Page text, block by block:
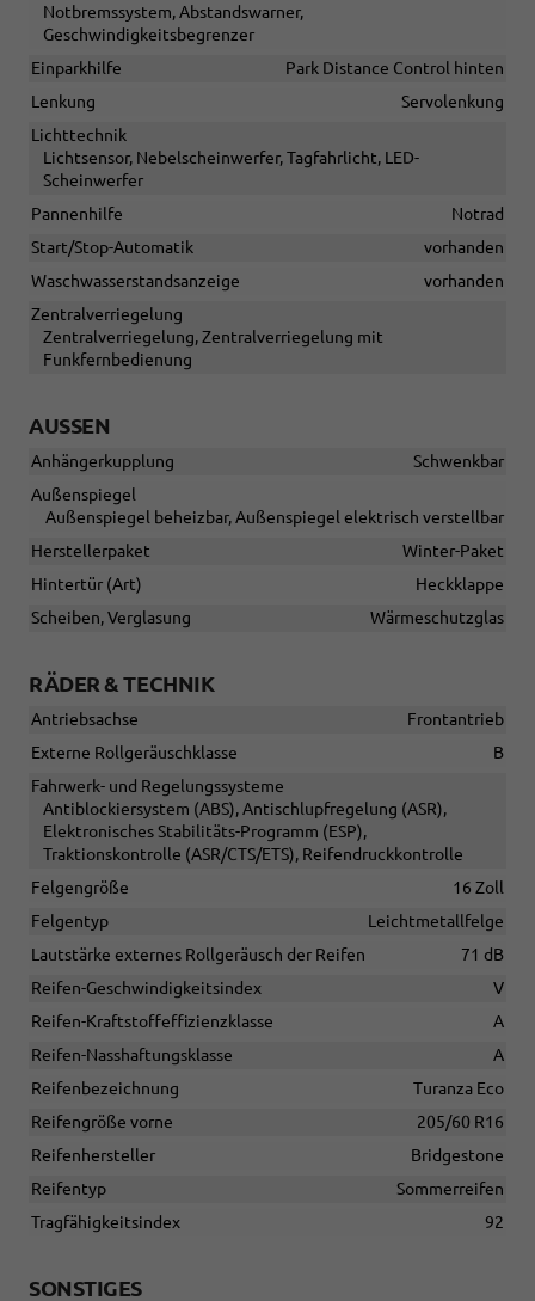
Notbremssystem, Abstandswarner,
Geschwindigkeitsbegrenzer
Einparkhilfe
Park Distance Control hinten
Lenkung
Servolenkung
Lichttechnik
Lichtsensor, Nebelscheinwerfer, Tagfahrlicht, LED-
Scheinwerfer
Pannenhilfe
Notrad
Start/Stop-Automatik
vorhanden
Waschwasserstandsanzeige
vorhanden
Zentralverriegelung
Zentralverriegelung, Zentralverriegelung mit
Funkfernbedienung
AUSSEN
Anhängerkupplung
Schwenkbar
Außenspiegel
Außenspiegel beheizbar, Außenspiegel elektrisch verstellbar
Herstellerpaket
Winter-Paket
Hintertür (Art)
Heckklappe
Scheiben, Verglasung
Wärmeschutzglas
RÄDER & TECHNIK
Antriebsachse
Frontantrieb
Externe Rollgeräuschklasse
B
Fahrwerk- und Regelungssysteme
Antiblockiersystem (ABS), Antischlupfregelung (ASR),
Elektronisches Stabilitäts-Programm (ESP),
Traktionskontrolle (ASR/CTS/ETS), Reifendruckkontrolle
Felgengröße
16 Zoll
Felgentyp
Leichtmetallfelge
Lautstärke externes Rollgeräusch der Reifen
71 dB
Reifen-Geschwindigkeitsindex
V
Reifen-Kraftstoffeffizienzklasse
A
Reifen-Nasshaftungsklasse
A
Reifenbezeichnung
Turanza Eco
Reifengröße vorne
205/60 R16
Reifenhersteller
Bridgestone
Reifentyp
Sommerreifen
Tragfähigkeitsindex
92
SONSTIGES